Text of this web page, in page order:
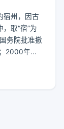
宿州，因古
，取“宿”为
务院批准撤
2000年...